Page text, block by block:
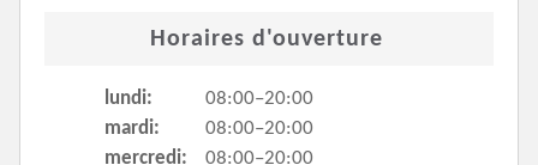
Horaires d'ouverture
lundi:
08:00–20:00
mardi:
08:00–20:00
mercredi:
08:00–20:00